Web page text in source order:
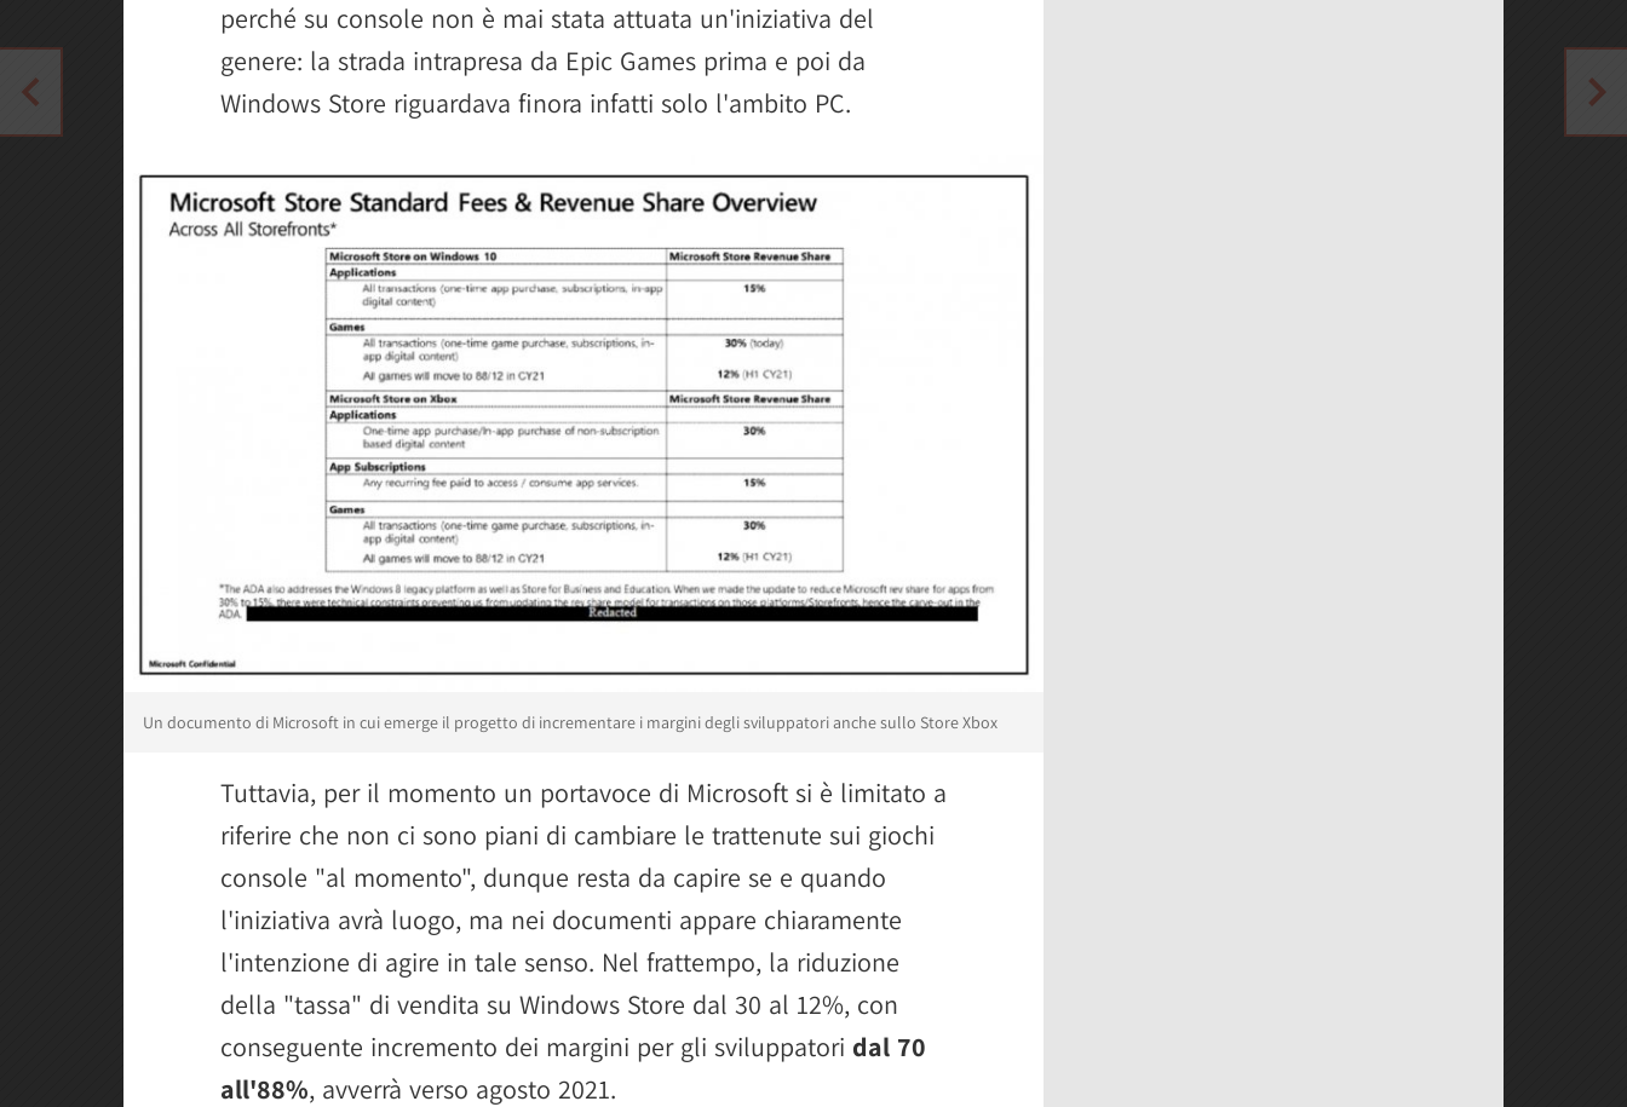
perché su console non è mai stata attuata un'iniziativa del
genere: la strada intrapresa da Epic Games prima e poi da
Windows Store riguardava finora infatti solo l'ambito PC.
Un documento di Microsoft in cui emerge il progetto di incrementare i margini degli sviluppatori anche sullo Store Xbox
Tuttavia, per il momento un portavoce di Microsoft si è limitato a
riferire che non ci sono piani di cambiare le trattenute sui giochi
console "al momento", dunque resta da capire se e quando
l'iniziativa avrà luogo, ma nei documenti appare chiaramente
l'intenzione di agire in tale senso. Nel frattempo, la riduzione
della "tassa" di vendita su Windows Store dal 30 al 12%, con
conseguente incremento dei margini per gli sviluppatori dal 70
all'88%, avverrà verso agosto 2021.